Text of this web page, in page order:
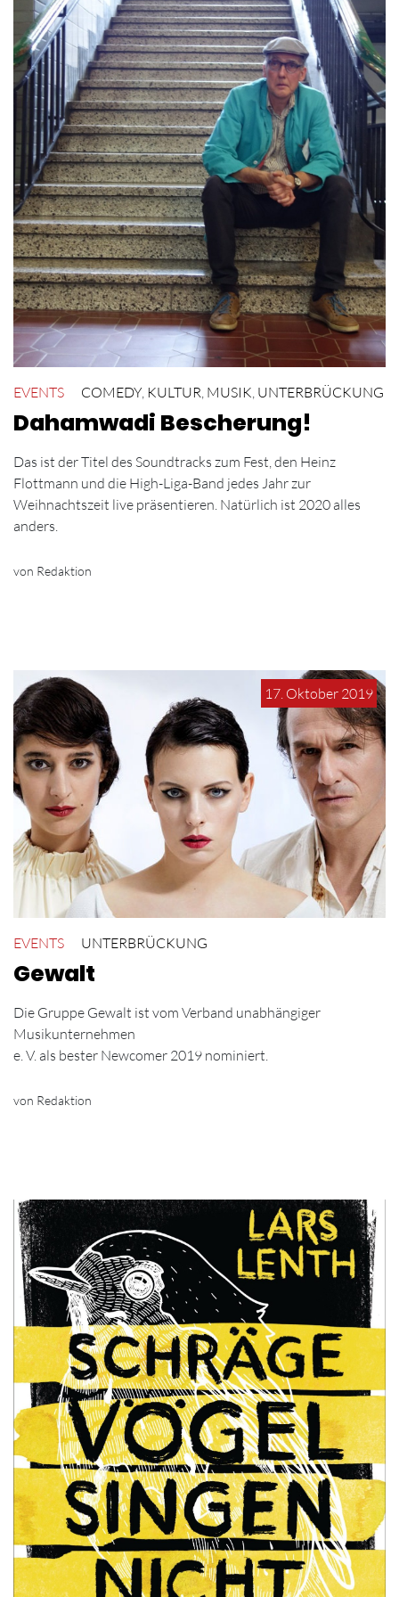
EVENTS COMEDY, KULTUR MUSIK UNTERBRÜCKUNG
Dahamwadi Bescherung!
Das ist der Titel des Soundtracks zum Fest, den Heinz
Flottmann und die High-Liga-Band jedes Jahr zur
Weihnachtszeit live präsentieren. Natürlich ist 2020 alles
anders.
von Redaktion
17. Oktober 2019
EVENTS UNTERBRÜCKUNG
Gewalt
Die Gruppe Gewalt ist vom Verband unabhängiger
Musikunternehmen
e. V. als bester Newcomer 2019 nominiert.
von Redaktion